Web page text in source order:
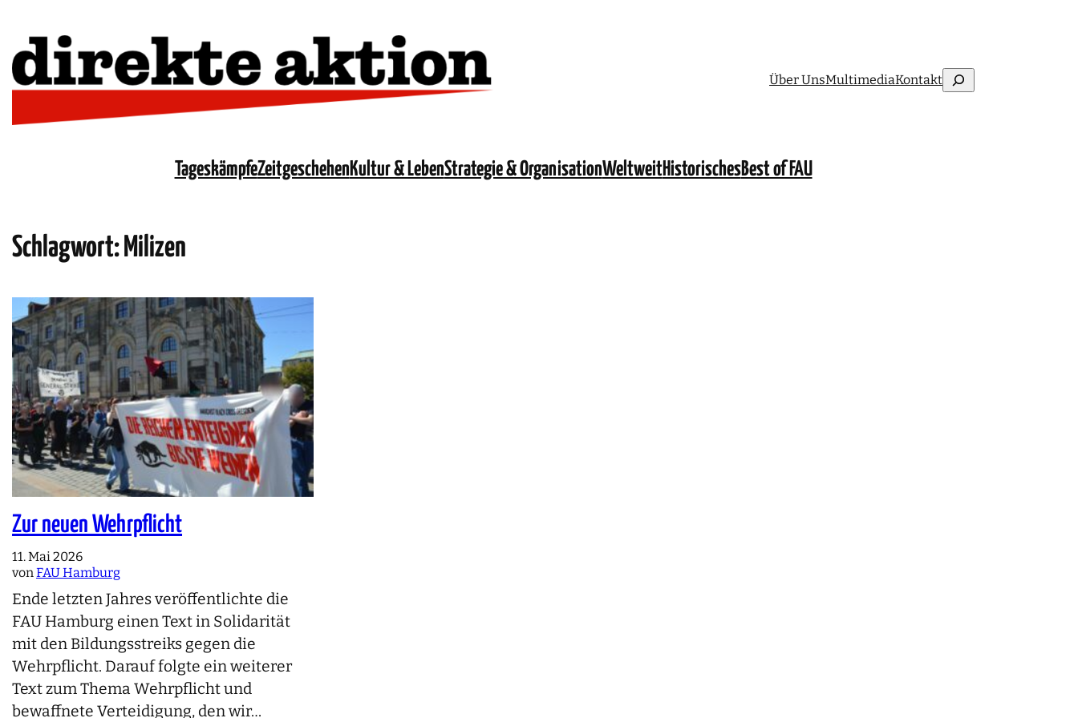
Über UnsMultimediaKontaktSuchen
TageskämpfeZeitgeschehenKultur & LebenStrategie & OrganisationWeltweitHistorischesBest of FAU
Schlagwort: Milizen
Zur neuen Wehrpflicht
11. Mai 2026
vonFAU Hamburg
Ende letzten Jahres veröffentlichte die
FAU Hamburg einen Text in Solidarität
mit den Bildungsstreiks gegen die
Wehrpflicht. Darauf folgte ein weiterer
Text zum Thema Wehrpflicht und
bewaffnete Verteidigung, den wir…